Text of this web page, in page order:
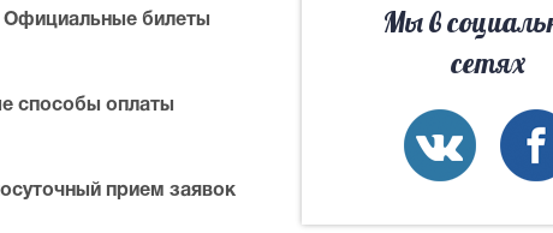
Официальные билеты
способы оплаты
прием заявок
Мы в
сетях